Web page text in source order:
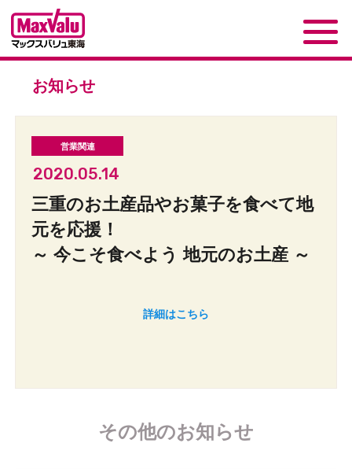
お知らせ
2020.05.14
三重のお土産品やお菓子を食べて地
元を応援！
～ 今こそ食べよう 地元のお土産 ～
詳細はこちら
その他のお知らせ